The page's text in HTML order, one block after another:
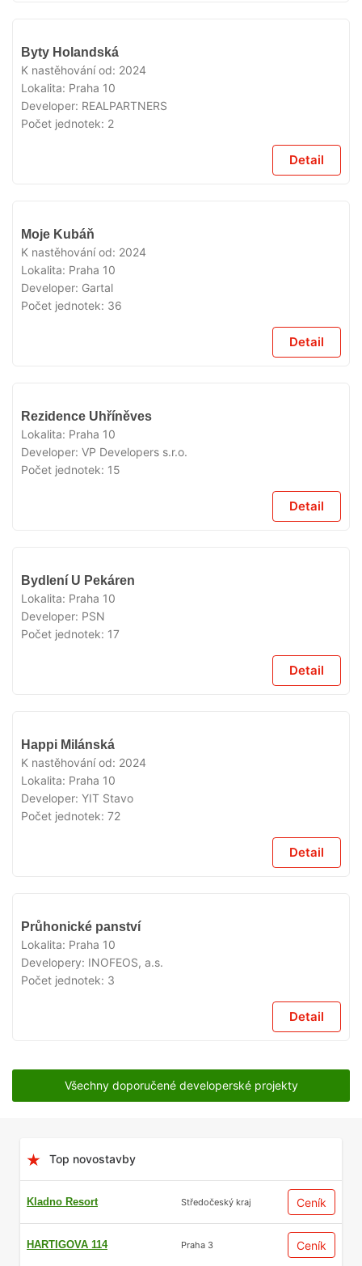
Byty Holandská
K nastěhování od: 2024
Lokalita: Praha 10
Developer: REALPARTNERS
Počet jednotek: 2
Detail
Moje Kubáň
K nastěhování od: 2024
Lokalita: Praha 10
Developer: Gartal
Počet jednotek: 36
Detail
Rezidence Uhříněves
Lokalita: Praha 10
Developer: VP Developers s.r.o.
Počet jednotek: 15
Detail
Bydlení U Pekáren
Lokalita: Praha 10
Developer: PSN
Počet jednotek: 17
Detail
Happi Milánská
K nastěhování od: 2024
Lokalita: Praha 10
Developer: YIT Stavo
Počet jednotek: 72
Detail
Průhonické panství
Lokalita: Praha 10
Developery: INOFEOS, a.s.
Počet jednotek: 3
Detail
Všechny doporučené developerské projekty
Top novostavby
Kladno Resort Středočeský kraj Ceník
HARTIGOVA 114 Praha 3 Ceník